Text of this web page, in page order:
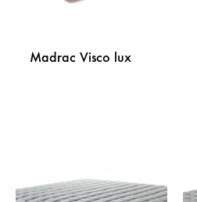
Madrac Visco lux